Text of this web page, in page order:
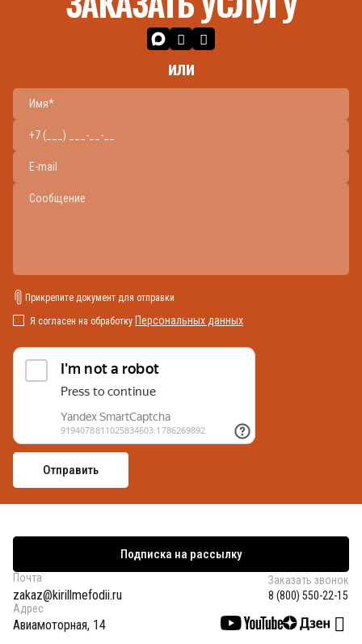
или
Прикрепите документ для отправки
Я согласен на обработку Персональных данных
Подписка на рассылку
Почта
zakaz@kirillmefodii.ru
Заказать звонок
8 (800) 550-22-15
Адрес
Авиамоторная, 14